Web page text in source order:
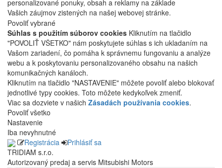
personalizované ponuky, obsah a reklamy na základe
Vašich záujmov zistených na našej webovej stránke.
Povoliť vybrané
Súhlas s použitím súborov cookies Kliknutím na tlačidlo
"POVOLIŤ VŠETKO" nám poskytujete súhlas s ich ukladaním na
Vašom zariadení, čo pomáha k správnemu fungovaniu a analýze
webu a k poskytovaniu personalizovaného obsahu na našich
komunikačných kanáloch.
Kliknutím na tlačidlo "NASTAVENIE" môžete povoliť alebo blokovať
jednotlivé typy cookies. Toto môžete kedykoľvek zmeniť.
Viac sa dozviete v našich Zásadách používania cookies.
Povoliť všetko
Nastavenie
Iba nevyhnutné
Registrácia
Prihlásiť sa
TRIDIAM s.r.o.
Autorizovaný predaj a servis Mitsubishi Motors